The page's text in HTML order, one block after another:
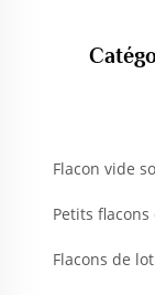
Flacon vide
Petits
Flacons de